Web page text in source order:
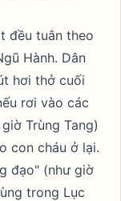
đều tuân theo
Hành. Dân
hơi thở cuối
rơi vào các
Trùng Tang)
con cháu ở lại.
đạo" (như giờ
trong Lục